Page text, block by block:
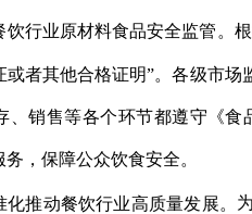
饮行业原材料食品安全监管。
或者其他合格证明”。各级市
、销售等各个环节都遵守《
，保障公众饮食安全。
化推动餐饮行业高质量发展。